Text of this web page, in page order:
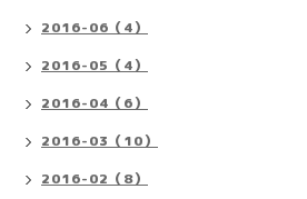
2016-06（4）
2016-05（4）
2016-04（6）
2016-03（10）
2016-02（8）